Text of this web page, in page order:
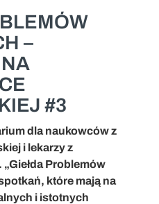
–
#3
dla naukowców z
i lekarzy z
Problemów
które mają na
i istotnych